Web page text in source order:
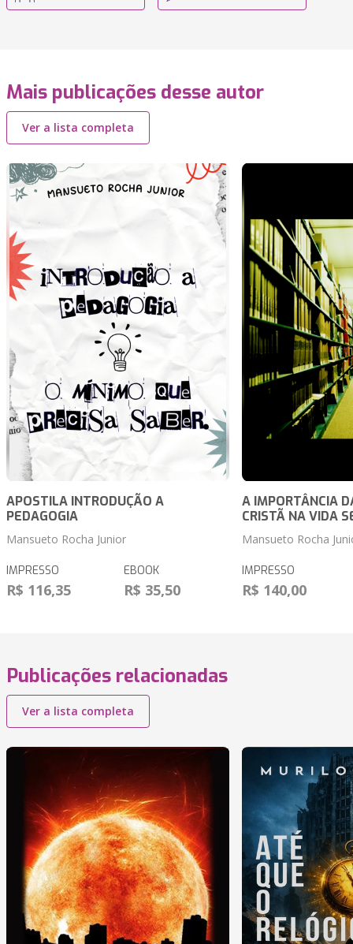
Mais publicações desse autor
Ver a lista completa
APOSTILA INTRODUÇÃO A
PEDAGOGIA
Mansueto Rocha Junior
IMPRESSO
R$ 116,35
EBOOK
R$ 35,50
A IMPORTÂNCIA
CRISTÃ NA VIDA
Mansueto Rocha
IMPRESSO
R$ 140,00
Publicações relacionadas
Ver a lista completa